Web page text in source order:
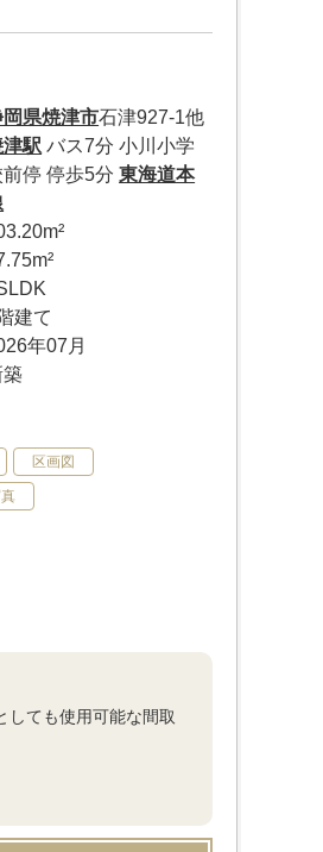
岡県焼津市石津927-1他
駅 バス7分 小川小学
前停 停歩5分東海道本
建て
年07月
築
区画図
しても使用可能な間取